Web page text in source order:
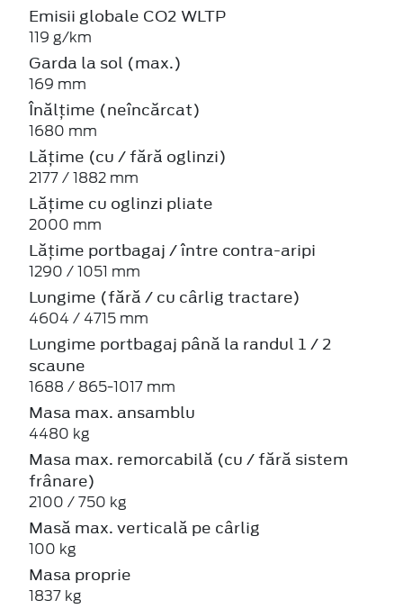
Emisii globale CO2 WLTP
119 g/km
Garda la sol (max.)
169 mm
Înălțime (neîncărcat)
1680 mm
Lățime (cu / fără oglinzi)
2177 / 1882 mm
Lățime cu oglinzi pliate
2000 mm
Lățime portbagaj / între contra-aripi
1290 / 1051 mm
Lungime (fără / cu cârlig tractare)
4604 / 4715 mm
Lungime portbagaj până la randul 1 / 2
scaune
1688 / 865-1017 mm
Masa max. ansamblu
4480 kg
Masa max. remorcabilă (cu / fără sistem
frânare)
2100 / 750 kg
Masă max. verticală pe cârlig
100 kg
Masa proprie
1837 kg